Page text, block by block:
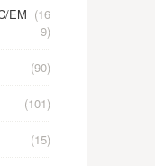
EM (16
9)
(90)
(101)
(15)